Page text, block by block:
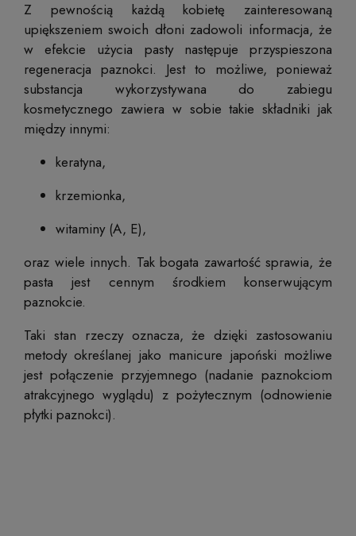
Z pewnością każdą kobietę zainteresowaną
upiększeniem swoich dłoni zadowoli informacja, że
w efekcie użycia pasty następuje przyspieszona
regeneracja paznokci. Jest to możliwe, ponieważ
substancja wykorzystywana do zabiegu
kosmetycznego zawiera w sobie takie składniki jak
między innymi:
keratyna,
krzemionka,
witaminy (A, E),
oraz wiele innych. Tak bogata zawartość sprawia, że
pasta jest cennym środkiem konserwującym
paznokcie.
Taki stan rzeczy oznacza, że dzięki zastosowaniu
metody określanej jako manicure japoński możliwe
jest połączenie przyjemnego (nadanie paznokciom
atrakcyjnego wyglądu) z pożytecznym (odnowienie
płytki paznokci).